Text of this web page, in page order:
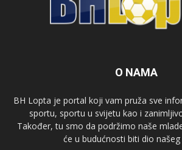
O NAMA
BH Lopta je portal koji vam pruža sve
sportu, sportu u svijetu kao i
Također, tu smo da podržimo naše
će u budućnosti biti dio